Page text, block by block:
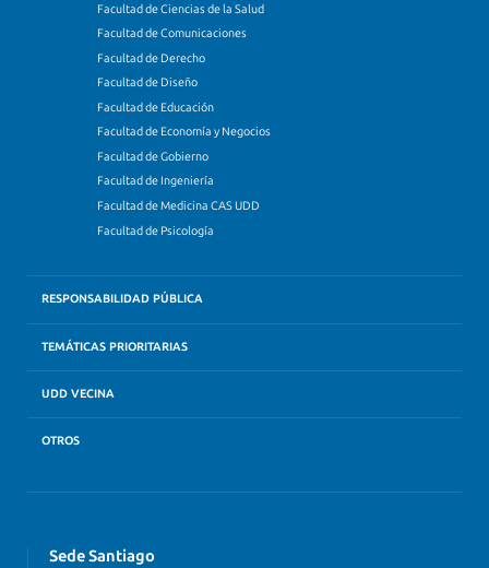
Facultad de Ciencias de la Salud
Facultad de Comunicaciones
Facultad de Derecho
Facultad de Diseño
Facultad de Educación
Facultad de Economía y Negocios
Facultad de Gobierno
Facultad de Ingeniería
Facultad de Medicina CAS UDD
Facultad de Psicología
RESPONSABILIDAD PÚBLICA
TEMÁTICAS PRIORITARIAS
UDD VECINA
OTROS
Sede Santiago